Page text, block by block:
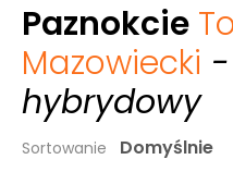
Paznokcie
Mazowiecki
hybrydowy
Sortowanie Domyślnie